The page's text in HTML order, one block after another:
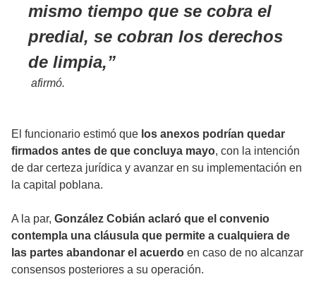
mismo tiempo que se cobra el
predial, se cobran los derechos
de limpia,
afirmó.
El funcionario estimó que los anexos podrían quedar
firmados antes de que concluya mayo, con la intención
de dar certeza jurídica y avanzar en su implementación en
la capital poblana.
A la par, González Cobián aclaró que el convenio
contempla una cláusula que permite a cualquiera de
las partes abandonar el acuerdo en caso de no alcanzar
consensos posteriores a su operación.